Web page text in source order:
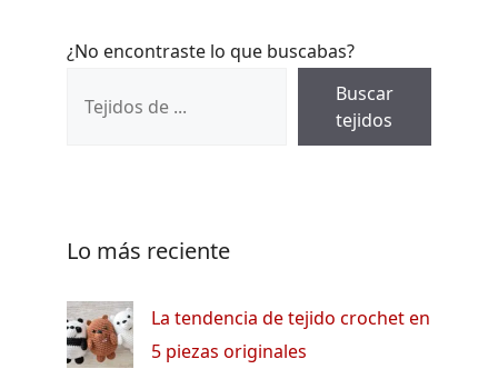
¿No encontraste lo que buscabas?
Buscar
tejidos
Lo más reciente
La tendencia de tejido crochet en
5 piezas originales